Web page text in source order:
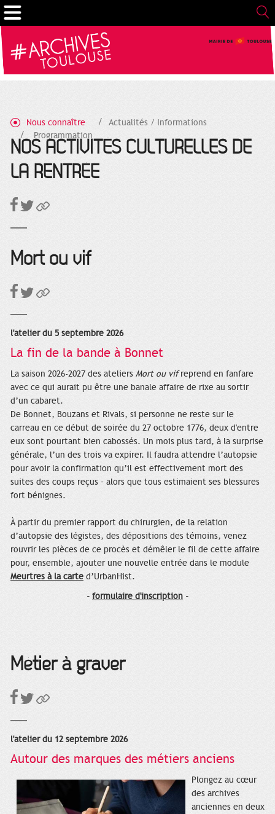
Nous connaître
Actualités / Informations
Programmation
NOS ACTIVITÉS CULTURELLES DE
LA RENTRÉE
Mort ou vif
l'atelier du 5 septembre 2026
La fin de la bande à Bonnet
La saison 2026-2027 des ateliers Mort ou vifreprend en fanfare
avec ce qui aurait pu être une banale affaire de rixe au sortir
d’un cabaret.
De Bonnet, Bouzans et Rivals, si personne ne reste sur le
carreau en ce début de soirée du 27 octobre 1776, deux d'entre
eux sont pourtant bien cabossés. Un mois plus tard, à la surprise
générale, l’un des trois va expirer. Il faudra attendre l’autopsie
pour avoir la confirmation qu’il est effectivement mort des
suites des coups reçus – alors que tous estimaient ses blessures
fort bénignes.
À partir du premier rapport du chirurgien, de la relation
d’autopsie des légistes, des dépositions des témoins, venez
rouvrir les pièces de ce procès et démêler le fil de cette affaire
pour, ensemble, ajouter une nouvelle entrée dans le module
Meurtres à la carte d’UrbanHist.
- formulaire d'inscription -
Métier à graver
l'atelier du 12 septembre 2026
Autour des marques des métiers anciens
Plongez au cœur
des archives
anciennes en deux
Gestion de vos préférences sur les cookies